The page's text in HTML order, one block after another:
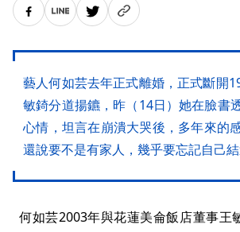
藝人何如芸去年正式離婚，正式斷開
敏錡分道揚鑣，昨（14日）她在臉書
心情，坦言在崩潰大哭後，多年來的
還說要不是有家人，幾乎要忘記自己結
何如芸2003年與花蓮美侖飯店董事王